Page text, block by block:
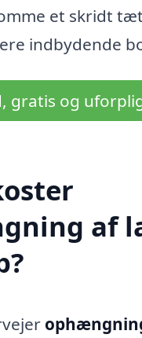
et skridt
indbydende
gratis og
af